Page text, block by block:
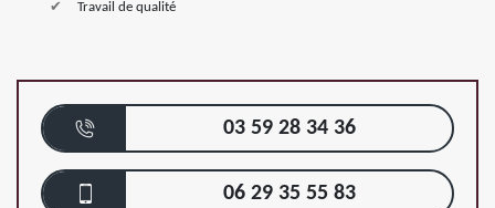
Travail de qualité
03 59 28 34 36
06 29 35 55 83